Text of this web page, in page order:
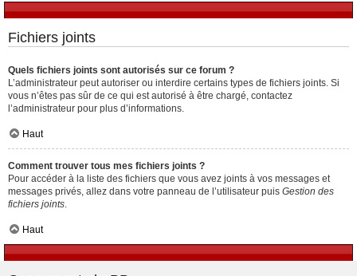
Fichiers joints
Quels fichiers joints sont autorisés sur ce forum ?
L’administrateur peut autoriser ou interdire certains types de fichiers joints. Si
vous n’êtes pas sûr de ce qui est autorisé à être chargé, contactez
l’administrateur pour plus d’informations.
Haut
Comment trouver tous mes fichiers joints ?
Pour accéder à la liste des fichiers que vous avez joints à vos messages et
messages privés, allez dans votre panneau de l’utilisateur puis Gestion des
fichiers joints
Haut